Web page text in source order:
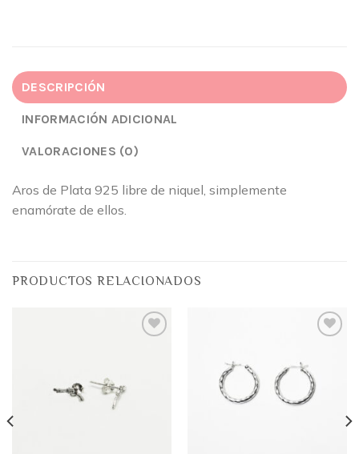
DESCRIPCIÓN
INFORMACIÓN ADICIONAL
VALORACIONES (0)
Aros de Plata 925 libre de niquel, simplemente
enamórate de ellos.
PRODUCTOS RELACIONADOS
deseos